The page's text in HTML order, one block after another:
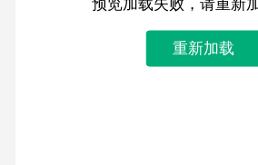
重新加载